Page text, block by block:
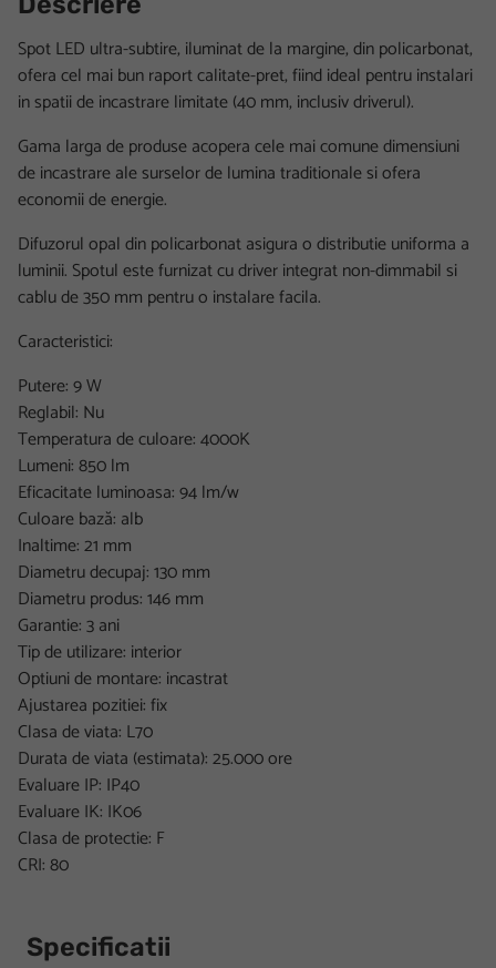
Spot LED ultra-subtire, iluminat de la margine, din policarbonat,
ofera cel mai bun raport calitate-pret, fiind ideal pentru instalari
in spatii de incastrare limitate (40 mm, inclusiv driverul).
Gama larga de produse acopera cele mai comune dimensiuni
de incastrare ale surselor de lumina traditionale si ofera
economii de energie.
Difuzorul opal din policarbonat asigura o distributie uniforma a
luminii. Spotul este furnizat cu driver integrat non-dimmabil si
cablu de 350 mm pentru o instalare facila.
Caracteristici:
Putere: 9 W
Reglabil: Nu
Temperatura de culoare: 4000K
Lumeni: 850 lm
Eficacitate luminoasa: 94 lm/w
Culoare bază: alb
Inaltime: 21 mm
Diametru decupaj: 130 mm
Diametru produs: 146 mm
Garantie: 3 ani
Tip de utilizare: interior
Optiuni de montare: incastrat
Ajustarea pozitiei: fix
Clasa de viata: L70
Durata de viata (estimata): 25.000 ore
Evaluare IP: IP40
Evaluare IK: IK06
Clasa de protectie: F
CRI: 80
Specificatii